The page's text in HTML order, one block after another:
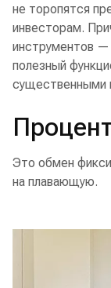
не торопятся
инвесторам.
инструментов —
полезный
существенными
Это обмен
на плавающую.